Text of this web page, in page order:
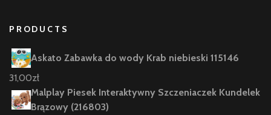
PRODUCTS
Askato Zabawka do wody Krab niebieski 115146
31,00zł
Malplay Piesek Interaktywny Szczeniaczek Kundelek
Brązowy (216803)